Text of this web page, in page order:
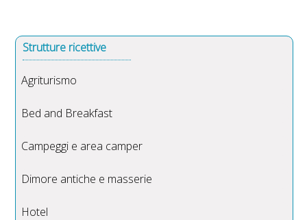
Strutture ricettive
Agriturismo
Bed and Breakfast
Campeggi e area camper
Dimore antiche e masserie
Hotel